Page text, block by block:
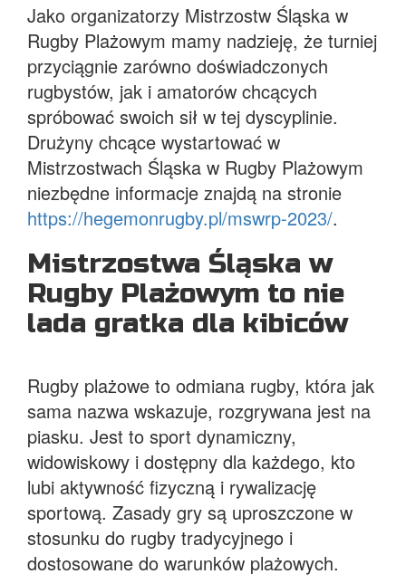
Jako organizatorzy Mistrzostw Śląska w
Rugby Plażowym mamy nadzieję, że turniej
przyciągnie zarówno doświadczonych
rugbystów, jak i amatorów chcących
spróbować swoich sił w tej dyscyplinie.
Drużyny chcące wystartować w
Mistrzostwach Śląska w Rugby Plażowym
niezbędne informacje znajdą na stronie
https://hegemonrugby.pl/mswrp-2023/.
Mistrzostwa Śląska w
Rugby Plażowym to nie
lada gratka dla kibiców
Rugby plażowe to odmiana rugby, która jak
sama nazwa wskazuje, rozgrywana jest na
piasku. Jest to sport dynamiczny,
widowiskowy i dostępny dla każdego, kto
lubi aktywność fizyczną i rywalizację
sportową. Zasady gry są uproszczone w
stosunku do rugby tradycyjnego i
dostosowane do warunków plażowych.